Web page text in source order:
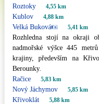
Roztoky 4,55 km
Kublov 4,88 km
Velká Buková 5,41 km
Rozhledna stojí na okraji
nadmořské výšce 445
krajiny, především na
Berounky.
Račice
5,83 km
Nový Jáchymov 5,85 km
Křivoklát 5,88 km